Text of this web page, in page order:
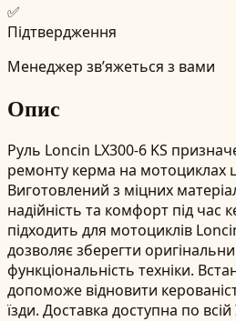
✅
Підтвердження
Менеджер зв’яжеться з вами
Опис
Руль Loncin LX300-6 KS
ремонту керма на мотоциклах
Виготовлений з міцних
надійність та комфорт під час
підходить для мотоциклів
дозволяє зберегти
функціональність техніки.
допоможе відновити
їзди. Доставка доступна по всій